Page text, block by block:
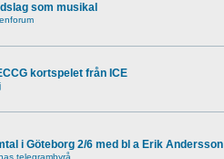
som musikal
kortspelet från ICE
i Göteborg 2/6 med bl a Erik Andersson
telegrambyrå